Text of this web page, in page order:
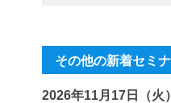
その他の新着セミ
2026年11月17日（火